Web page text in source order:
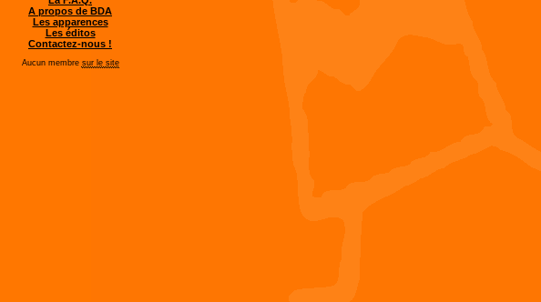
A propos de BDA
Les apparences
Les éditos
Contactez-nous !
Aucun membre sur le site